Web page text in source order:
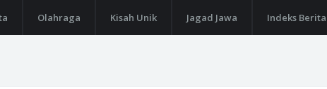
Olahraga Kisah Unik Jagad Jawa Indeks Berita